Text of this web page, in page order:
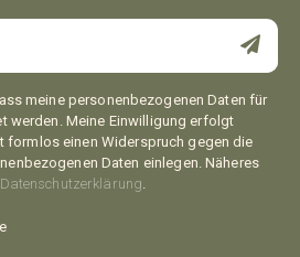
meine personenbezogenen Daten für
werden. Meine Einwilligung erfolgt
formlos einen Widerspruch gegen die
Daten einlegen. Näheres
Datenschutzerklärung.